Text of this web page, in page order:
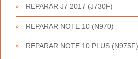
REPARAR J7 2017 (J730F)
REPARAR NOTE 10 (N970)
REPARAR NOTE 10 PLUS (N975F)